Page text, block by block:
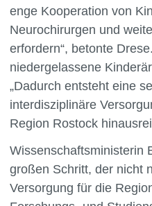
enge Kooperation von
Neurochirurgen und
erfordern“, betonte
niedergelassene
„Dadurch entsteht eine
interdisziplinäre
Region Rostock
Wissenschaftsministerin
großen Schritt, der nicht
Versorgung für die